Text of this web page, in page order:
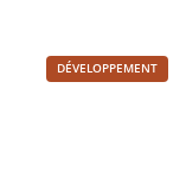
DÉVELOPPEMENT